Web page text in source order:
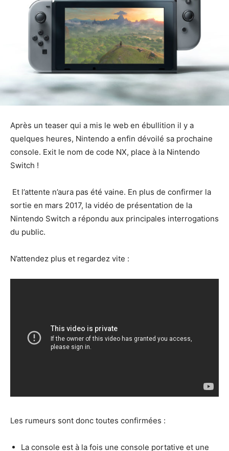
Après un teaser qui a mis le web en ébullition il y a
quelques heures, Nintendo a enfin dévoilé sa prochaine
console. Exit le nom de code NX, place à la Nintendo
Switch !
Et l’attente n’aura pas été vaine. En plus de confirmer la
sortie en mars 2017, la vidéo de présentation de la
Nintendo Switch a répondu aux principales interrogations
du public.
N’attendez plus et regardez vite :
Les rumeurs sont donc toutes confirmées :
La console est à la fois une console portative et une